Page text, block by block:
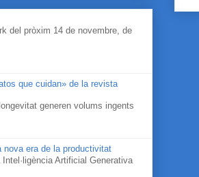
del pròxim 14 de novembre, de
que cuidan» de la revista
generen volums ingents
nova era de la productivitat
Artificial Generativa